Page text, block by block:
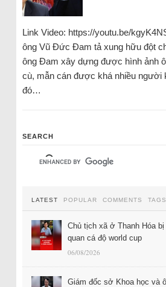
Link Video: https://youtu.be/
ông Vũ Đức Đam tả xung hữu đột
ông Đam xây dựng được hình ảnh
cù, mẫn cán được khá nhiều người
đó…
SEARCH
LATEST POPULAR COMMENTS TAGS
Chủ tịch xã ở Thanh Hóa
quan cá độ world cup
06/08/2026
Giám đốc sở Khoa học và